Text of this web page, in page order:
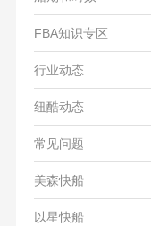
FBA知识专区
行业动态
纽酷动态
常见问题
美森快船
以星快船